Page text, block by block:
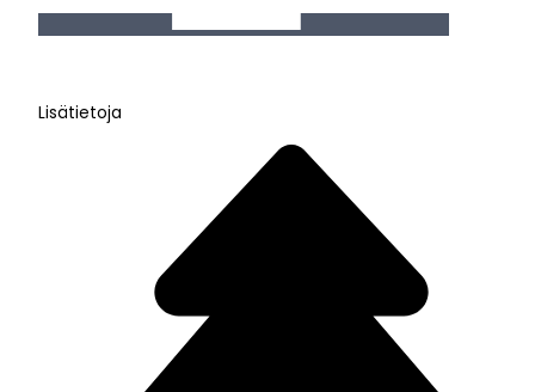
Lisätietoja